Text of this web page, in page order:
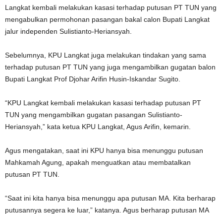
Langkat kembali melakukan kasasi terhadap putusan PT TUN yang
mengabulkan permohonan pasangan bakal calon Bupati Langkat
jalur independen Sulistianto-Heriansyah.
Sebelumnya, KPU Langkat juga melakukan tindakan yang sama
terhadap putusan PT TUN yang juga mengambilkan gugatan balon
Bupati Langkat Prof Djohar Arifin Husin-Iskandar Sugito.
“KPU Langkat kembali melakukan kasasi terhadap putusan PT
TUN yang mengambilkan gugatan pasangan Sulistianto-
Heriansyah,” kata ketua KPU Langkat, Agus Arifin, kemarin.
Agus mengatakan, saat ini KPU hanya bisa menunggu putusan
Mahkamah Agung, apakah menguatkan atau membatalkan
putusan PT TUN.
“Saat ini kita hanya bisa menunggu apa putusan MA. Kita berharap
putusannya segera ke luar,” katanya. Agus berharap putusan MA